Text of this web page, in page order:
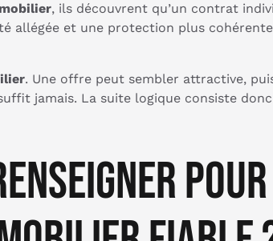
, ils découvrent qu’un contrat
allégée et une protection plus
. Une offre peut sembler attractive,
jamais. La suite logique consiste
pour